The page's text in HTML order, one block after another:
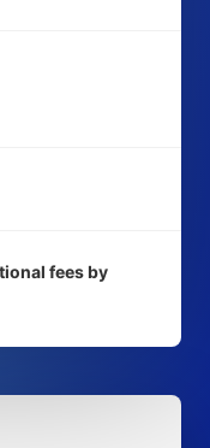
fees by